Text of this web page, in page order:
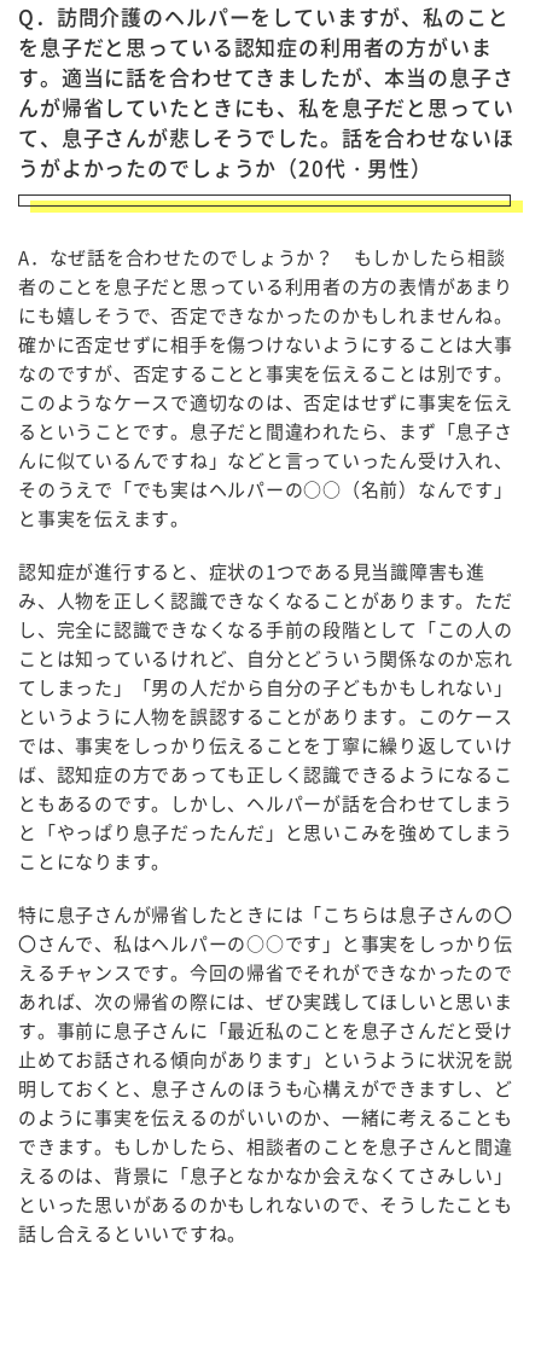
Q．訪問介護のヘルパーをしていますが、私のこと
を息子だと思っている認知症の利用者の方がいま
す。適当に話を合わせてきましたが、本当の息子さ
んが帰省していたときにも、私を息子だと思ってい
て、息子さんが悲しそうでした。話を合わせないほ
うがよかったのでしょうか（20代・男性）
A．なぜ話を合わせたのでしょうか？ もしかしたら相談
者のことを息子だと思っている利用者の方の表情があまり
にも嬉しそうで、否定できなかったのかもしれませんね。
確かに否定せずに相手を傷つけないようにすることは大事
なのですが、否定することと事実を伝えることは別です。
このようなケースで適切なのは、否定はせずに事実を伝え
るということです。息子だと間違われたら、まず「息子さ
んに似ているんですね」などと言っていったん受け入れ、
そのうえで「でも実はヘルパーの○○（名前）なんです」
と事実を伝えます。
認知症が進行すると、症状の1つである見当識障害も進
み、人物を正しく認識できなくなることがあります。ただ
し、完全に認識できなくなる手前の段階として「この人の
ことは知っているけれど、自分とどういう関係なのか忘れ
てしまった」「男の人だから自分の子どもかもしれない」
というように人物を誤認することがあります。このケース
では、事実をしっかり伝えることを丁寧に繰り返していけ
ば、認知症の方であっても正しく認識できるようになるこ
ともあるのです。しかし、ヘルパーが話を合わせてしまう
と「やっぱり息子だったんだ」と思いこみを強めてしまう
ことになります。
特に息子さんが帰省したときには「こちらは息子さんの〇
〇さんで、私はヘルパーの○○です」と事実をしっかり伝
えるチャンスです。今回の帰省でそれができなかったので
あれば、次の帰省の際には、ぜひ実践してほしいと思いま
す。事前に息子さんに「最近私のことを息子さんだと受け
止めてお話される傾向があります」というように状況を説
明しておくと、息子さんのほうも心構えができますし、ど
のように事実を伝えるのがいいのか、一緒に考えることも
できます。もしかしたら、相談者のことを息子さんと間違
えるのは、背景に「息子となかなか会えなくてさみしい」
といった思いがあるのかもしれないので、そうしたことも
話し合えるといいですね。